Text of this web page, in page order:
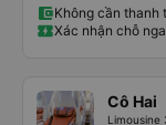
Không cần thanh
Xác nhận chỗ
Cô Hai
Limousine